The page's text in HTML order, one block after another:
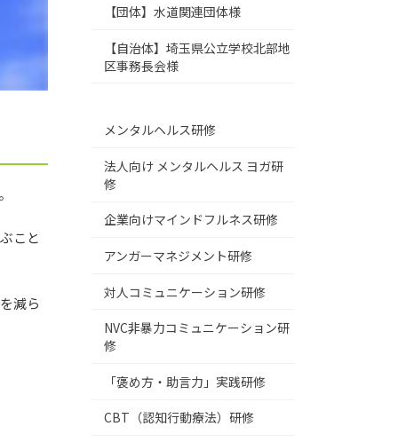
こと
減ら
【団体】水道関連団体様
【自治体】埼玉県公立学校北部地
区事務長会様
メンタルヘルス研修
法人向け メンタルヘルス ヨガ研
修
企業向けマインドフルネス研修
アンガーマネジメント研修
対人コミュニケーション研修
NVC非暴力コミュニケーション研
修
「褒め方・助言力」実践研修
CBT（認知行動療法）研修